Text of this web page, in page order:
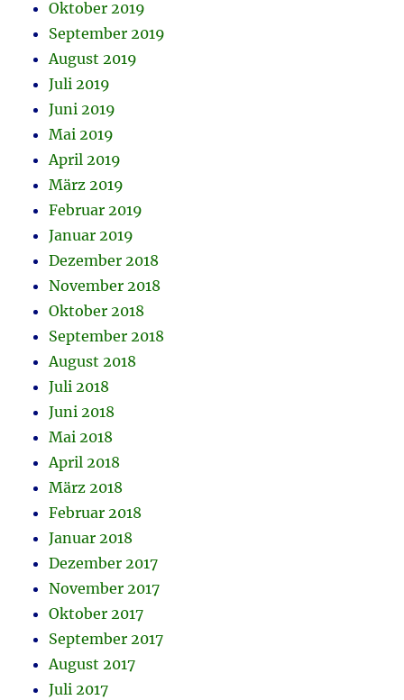
Oktober 2019
September 2019
August 2019
Juli 2019
Juni 2019
Mai 2019
April 2019
März 2019
Februar 2019
Januar 2019
Dezember 2018
November 2018
Oktober 2018
September 2018
August 2018
Juli 2018
Juni 2018
Mai 2018
April 2018
März 2018
Februar 2018
Januar 2018
Dezember 2017
November 2017
Oktober 2017
September 2017
August 2017
Juli 2017